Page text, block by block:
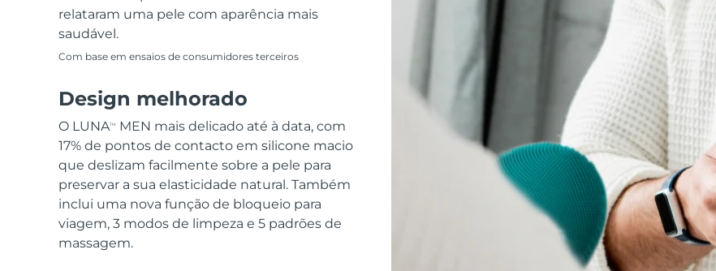
relataram uma pele com aparência mais
saudável.
Com base em ensaios de consumidores terceiros
Design melhorado
O LUNATM
MEN mais delicado até à data, com
17% de pontos de contacto em silicone macio
que deslizam facilmente sobre a pele para
preservar a sua elasticidade natural. Também
inclui uma nova função de bloqueio para
viagem, 3 modos de limpeza e 5 padrões de
massagem.